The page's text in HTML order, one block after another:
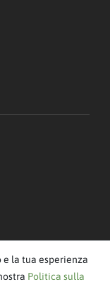
la tua esperienza
Politica sulla